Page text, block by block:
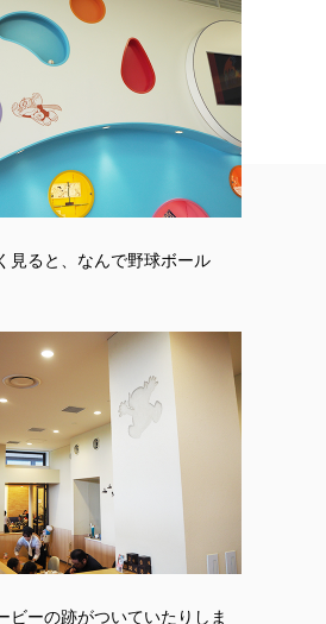
見ると、なんで野球ボール
ビーの跡がついていたりしま